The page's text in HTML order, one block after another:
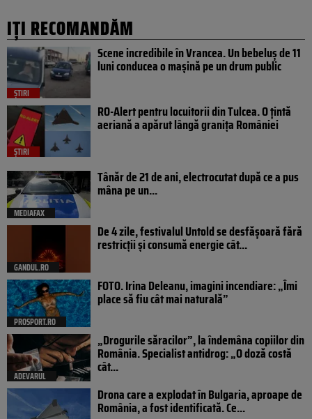
IȚI RECOMANDĂM
ȘTIRI
Scene incredibile în Vrancea. Un bebeluș de 11
luni conducea o mașină pe un drum public
ȘTIRI
RO-Alert pentru locuitorii din Tulcea. O țintă
aeriană a apărut lângă granița României
MEDIAFAX
Tânăr de 21 de ani, electrocutat după ce a pus
mâna pe un...
GANDUL.RO
De 4 zile, festivalul Untold se desfășoară fără
restricții și consumă energie cât...
PROSPORT.RO
FOTO. Irina Deleanu, imagini incendiare: „Îmi
place să fiu cât mai naturală”
ADEVARUL
„Drogurile săracilor”, la îndemâna copiilor din
România. Specialist antidrog: „O doză costă
cât...
Drona care a explodat în Bulgaria, aproape de
România, a fost identificată. Ce...